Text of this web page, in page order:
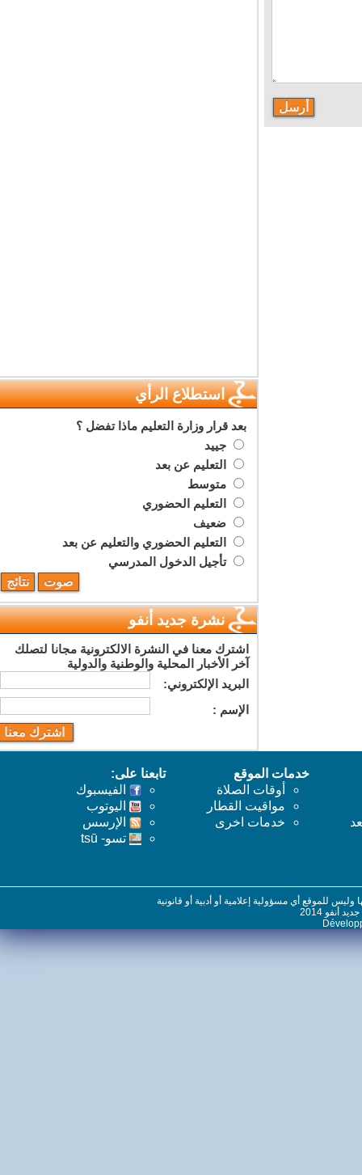
استطلاع الرأي
بعد قرار وزارة التعليم ماذا تفضل ؟
جييد
التعليم عن بعد
متوسط
التعليم الحضوري
ضعيف
التعليم الحضوري والتعليم عن بعد
تأجيل الدخول المدرسي
نشرة جديد أنفو
اشترك معنا في النشرة الالكترونية مجانا لتصلك
آخر الأخبار المحلية والوطنية والدولية
البريد اﻹلكتروني:
اﻹسم :
خدمات الموقع
أوقات الصلاة
مواقيت القطار
خدمات اخرى
تابعنا على:
الفيسبوك
اليوتوب
اﻹرسس
تسو- tsū
للموقع أي مسؤولية إعلامية أو أدبية أو قانونية
2014